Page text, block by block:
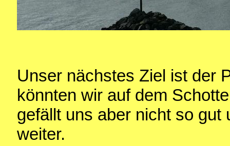
Unser nächstes Ziel ist der
könnten wir auf dem
gefällt uns aber nicht so
weiter.